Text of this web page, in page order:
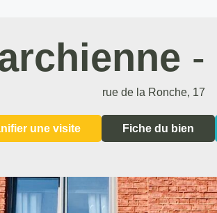
-
rue de la Ronche, 17
une visite Fiche du bien